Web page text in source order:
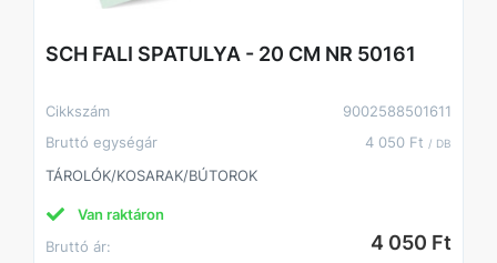
SCH FALI SPATULYA - 20 CM NR 50161
Cikkszám
9002588501611
Bruttó egységár
4 050 Ft / DB
TÁROLÓK/KOSARAK/BÚTOROK
Van raktáron
Bruttó ár:
4 050 Ft